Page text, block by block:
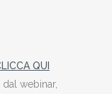
QUI
webinar,